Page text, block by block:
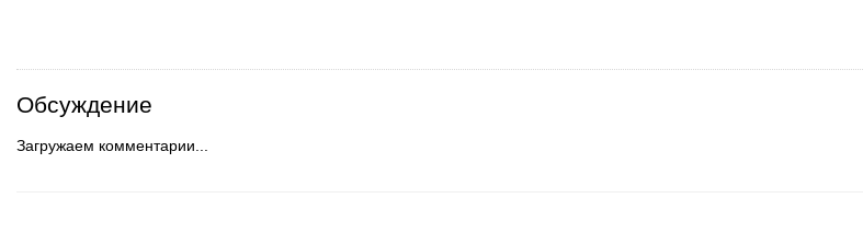
Обсуждение
Загружаем комментарии...